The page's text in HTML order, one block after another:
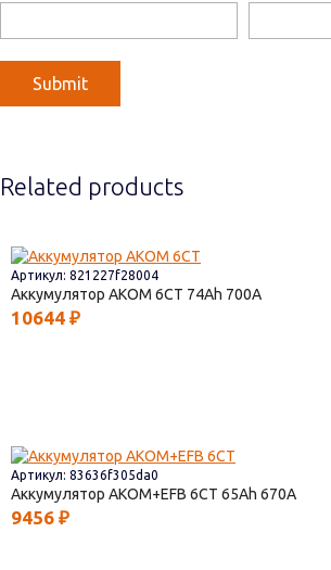
Related products
Артикул: 821227f28004
Аккумулятор AКОМ 6СТ 74 700
10644 ₽
Артикул: 83636f305da0
Аккумулятор AKOM+EFB 6СТ 65 670
9456 ₽